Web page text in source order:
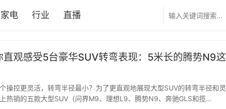
家电 行业 直播
直观感受5台豪华SUV转弯表现：5米长的腾势N9这
操控更灵活，转弯半径最小？为了更直观地展现大型SUV的转弯半径和灵
热销的五款大型SUV（问界M9、理想L9、腾势N9、奔驰GLS和揽